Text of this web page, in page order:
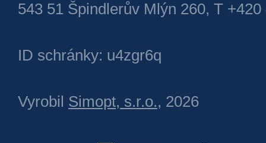
543 51 Špindlerův Mlýn 260, T +420
ID schránky: u4zgr6q
Vyrobil Simopt, s.r.o., 2026